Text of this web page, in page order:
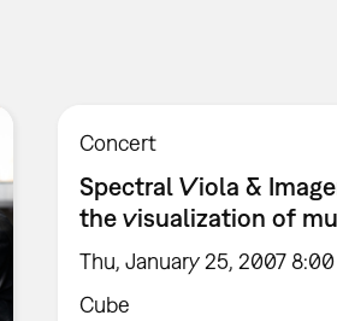
Concert
Spectral Viola &
the visualization of
Thu, January 25, 2007
Cube